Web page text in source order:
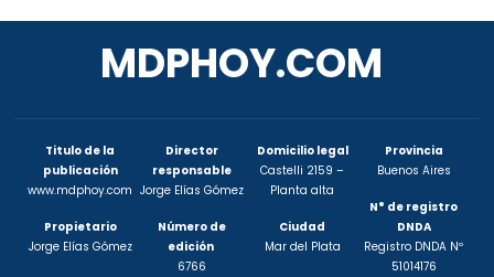
MDPHOY.COM
Titulo de la
publicación
www.mdphoy.com
Propietario
Jorge Elías Gómez
Director
responsable
Jorge Elías Gómez
Número de
edición
6766
Domicilio legal
Castelli 2159 –
Planta alta
Ciudad
Mar del Plata
Provincia
Buenos Aires
N° de registro
DNDA
Registro DNDA Nº
51014176